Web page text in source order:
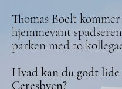
Thomas Boelt kommer
hjemmevant
parken med to
Hvad kan du godt lide
Ceresbyen?